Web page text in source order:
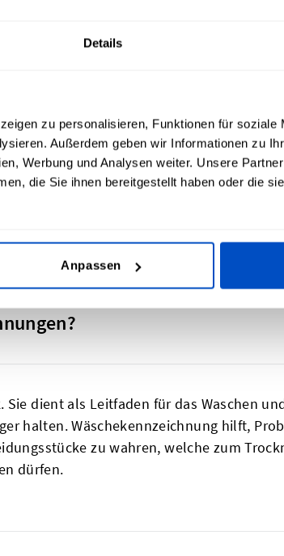
Details
zu personalisieren, Funktionen für soziale
Außerdem geben wir Informationen zu
Werbung und Analysen weiter. Unsere
die Sie ihnen bereitgestellt haben oder die
Anpassen
nicht geläufig sind, kann es
Pflegeetikettensymbolen erstellt, um
zu beantworten.
gefüllte Wanne), Bleichmittel (ein
Symbole wird mit weiteren
eine Linie in der Mitte eines Quadrats
von einer kurzen Texterklärung
dient als Leitfaden für das Waschen
halten. Wäschekennzeichnung hilft,
zu wahren, welche zum
dürfen.